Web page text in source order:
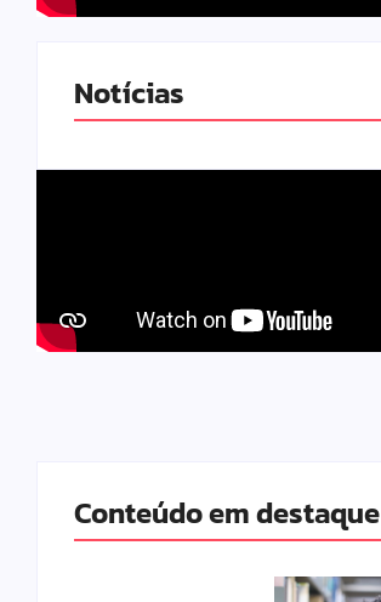
Notícias
Conteúdo em destaque